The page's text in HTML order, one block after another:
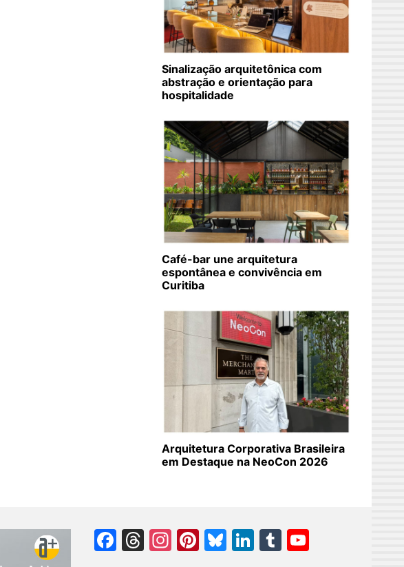
Sinalização arquitetônica com
abstração e orientação para
hospitalidade
Café-bar une arquitetura
espontânea e convivência em
Curitiba
Arquitetura Corporativa Brasileira
em Destaque na NeoCon 2026
Facebook
Threads
Instagram
Pinterest
Bluesky
LinkedIn
Tumblr